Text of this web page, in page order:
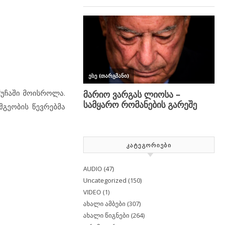
მოისროლა.
წევრებმა
ᲙᲐᲢᲔᲒᲝᲠᲘᲔᲑᲘ
AUDIO (47)
Uncategorized (150)
VIDEO (1)
ახალი ამბები (307)
ახალი წიგნები (264)